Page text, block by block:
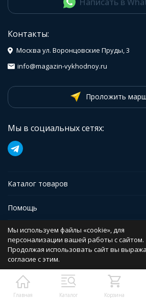
Главная Каталог Корзина
Контакты:
Москва ул. Воронцовские Пруды, 3
info@magazin-vykhodnoy.ru
Проложить
Мы в социальных сетях:
Каталог товаров
Помощь
Иформация
Политика персональных данных
Разработано в
bodysite.ru
Мы используем файлы «cookie», для
персонализации вашей работы с сайтом.
Продолжая использовать сайт вы
согласие с этим.